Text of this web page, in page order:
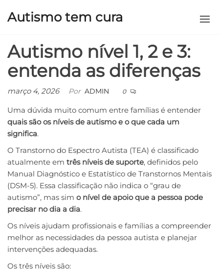
Autismo tem cura
Autismo nível 1, 2 e 3:
entenda as diferenças
março 4, 2026 Por ADMIN 0
Uma dúvida muito comum entre famílias é entender
quais são os níveis de autismo e o que cada um
significa.
O Transtorno do Espectro Autista (TEA) é classificado
atualmente em três níveis de suporte, definidos pelo
Manual Diagnóstico e Estatístico de Transtornos Mentais
(DSM-5). Essa classificação não indica o “grau de
autismo”, mas sim o nível de apoio que a pessoa pode
precisar no dia a dia.
Os níveis ajudam profissionais e famílias a compreender
melhor as necessidades da pessoa autista e planejar
intervenções adequadas.
Os três níveis são: